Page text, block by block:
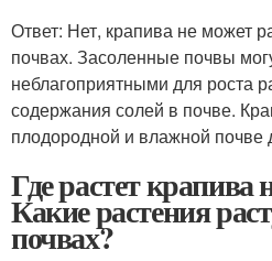
Ответ: Нет, крапива не может
почвах. Засоленные почвы
неблагоприятными для роста
содержания солей в почве.
плодородной и влажной почве
Где растет крапива
Какие растения
почвах?